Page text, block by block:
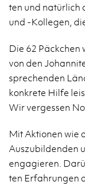
ten und na­tür­lich
und -Kol­le­gen,
Die 62
von den
spre­chen­den
kon­kre­te Hilfe
Wir ver­ges­sen
Mit Ak­tio­nen wie
Aus­zu­bil­den­den
en­ga­gie­ren.
ten Er­fah­run­gen